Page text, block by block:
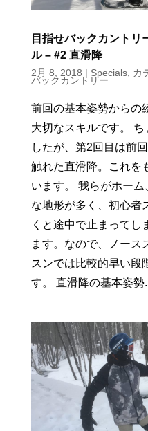
目指せバックカントリ
ル – #2 直滑降
2月 8, 2018 | Specials, カ
バックカントリー
前回の基本姿勢からの
大切なスキルです。
したが、第2回目は前
触れた直滑降。これを
います。 我らがホー
な地形が多く、初心者
くと途中で止まってし
ます。なので、ノース
スンでは比較的早い段
す。 直滑降の基本姿勢